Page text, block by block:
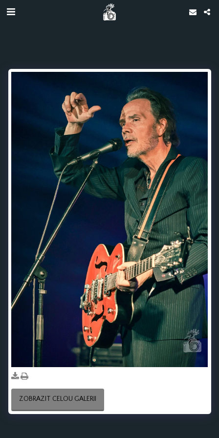
ZOBRAZIT CELOU GALERII